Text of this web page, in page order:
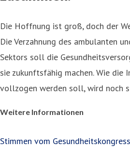
Die Hoffnung ist groß, doch der
Die Verzahnung des ambulanten
Sektors soll die
sie zukunftsfähig machen. Wie die
vollzogen werden soll, wird noch
Weitere Informationen
Stimmen vom